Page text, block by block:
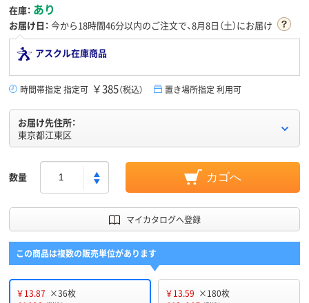
在庫： あり
お届け日： 今から18時間46分以内のご注文で、8月8日（土）にお届け
アスクル在庫商品
時間帯指定 指定可 ￥385（税込） 置き場所指定 利用可
お届け先住所：
東京都江東区
数量 カゴへ
マイカタログへ登録
この商品は複数の販売単位があります
￥13.87 ×36枚 ￥13.59 ×180枚